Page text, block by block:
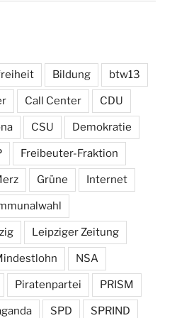
Bildung btw13
Call Center CDU
CSU Demokratie
Freibeuter-Fraktion
Grüne Internet
Leipziger Zeitung
NSA
Piratenpartei PRISM
SPD SPRIND